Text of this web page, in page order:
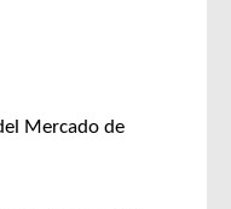
Mercado de